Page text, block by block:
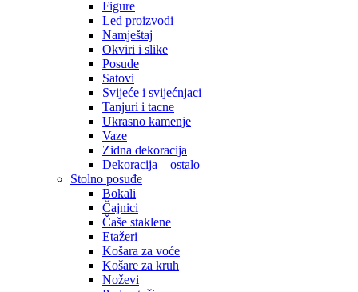
Figure
Led proizvodi
Namještaj
Okviri i slike
Posude
Satovi
Svijeće i svijećnjaci
Tanjuri i tacne
Ukrasno kamenje
Vaze
Zidna dekoracija
Dekoracija – ostalo
Stolno posuđe
Bokali
Čajnici
Čaše staklene
Etažeri
Košara za voće
Košare za kruh
Noževi